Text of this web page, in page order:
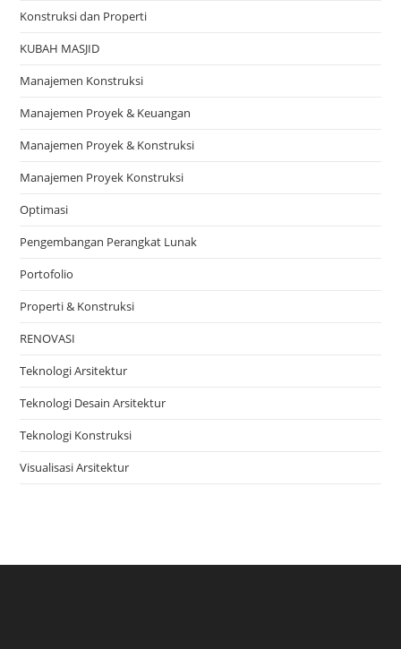
Konstruksi dan Properti
KUBAH MASJID
Manajemen Konstruksi
Manajemen Proyek & Keuangan
Manajemen Proyek & Konstruksi
Manajemen Proyek Konstruksi
Optimasi
Pengembangan Perangkat Lunak
Portofolio
Properti & Konstruksi
RENOVASI
Teknologi Arsitektur
Teknologi Desain Arsitektur
Teknologi Konstruksi
Visualisasi Arsitektur